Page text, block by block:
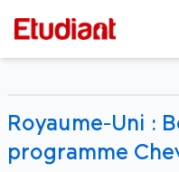
Royaume-Uni :
programme